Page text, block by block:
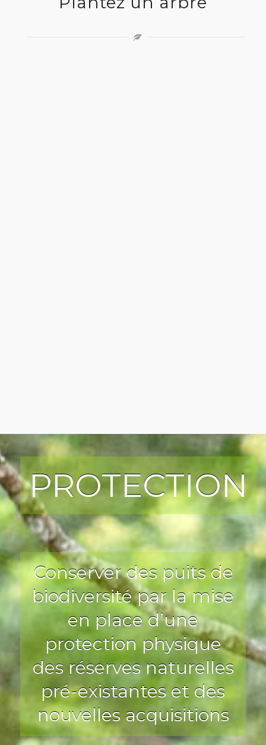
PROTECTION
Conserver des puits de
biodiversité par la mise
en place d’une
protection physique
des réserves naturelles
pré-existantes et des
nouvelles acquisitions